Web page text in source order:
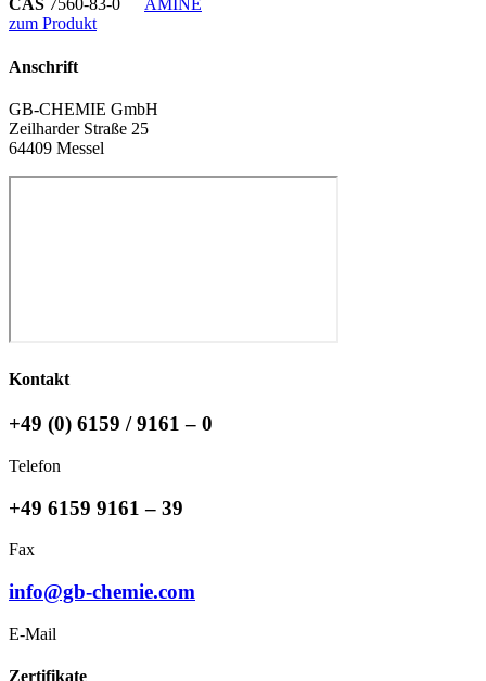
CAS 7560-83-0
AMINE
zum Produkt
Anschrift
GB-CHEMIE GmbH
Zeilharder Straße 25
64409 Messel
Kontakt
+49 (0) 6159 / 9161 – 0
Telefon
+49 6159 9161 – 39
Fax
info@gb-chemie.com
E-Mail
Zertifikate